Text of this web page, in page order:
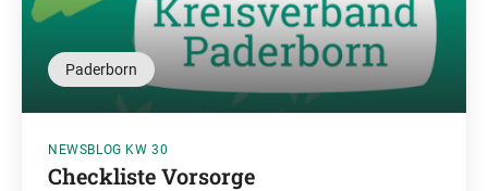
Paderborn
NEWSBLOG KW 30
Checkliste Vorsorge